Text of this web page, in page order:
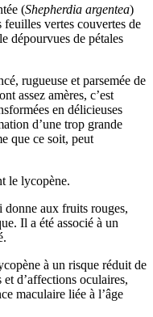
(Shepherdia argentea)
feuilles vertes couvertes de
dépourvues de pétales
rugueuse et parsemée de
assez amères, c’est
en délicieuses
d’une trop grande
que ce soit, peut
le lycopène.
donne aux fruits rouges,
Il a été associé à un
à un risque réduit de
et d’affections oculaires,
maculaire liée à l’âge